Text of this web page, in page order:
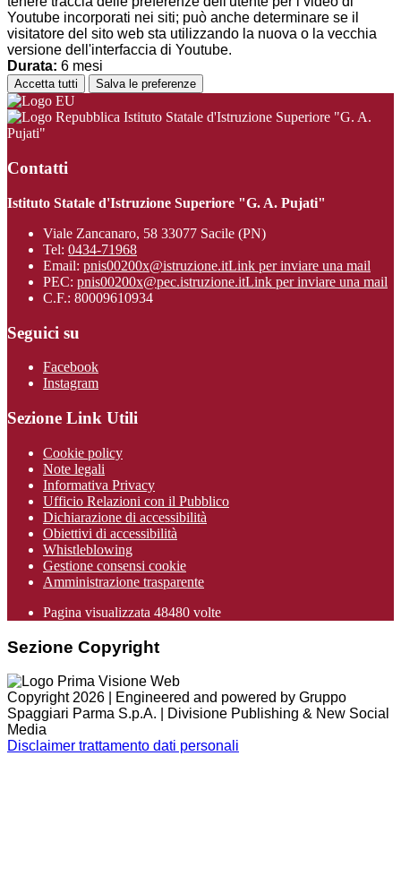
Youtube incorporati nei siti; può anche determinare se il
visitatore del sito web sta utilizzando la nuova o la vecchia
versione dell'interfaccia di Youtube.
Durata: 6 mesi
Accetta tutti Salva le preferenze
Istituto Statale d'Istruzione Superiore "G. A.
Pujati"
Contatti
Istituto Statale d'Istruzione Superiore "G. A. Pujati"
Viale Zancanaro, 58 33077 Sacile (PN)
Tel: 0434-71968
Email: pnis00200x@istruzione.itLink per inviare una mail
PEC: pnis00200x@pec.istruzione.itLink per inviare una mail
C.F.: 80009610934
Seguici su
Facebook
Instagram
Sezione Link Utili
Cookie policy
Note legali
Informativa Privacy
Ufficio Relazioni con il Pubblico
Dichiarazione di accessibilità
Obiettivi di accessibilità
Whistleblowing
Gestione consensi cookie
Amministrazione trasparente
Pagina visualizzata 48480 volte
Sezione Copyright
Copyright 2026 | Engineered and powered by Gruppo
Spaggiari Parma S.p.A. | Divisione Publishing & New Social
Media
Disclaimer trattamento dati personali